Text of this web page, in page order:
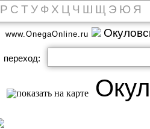
Р С Т У Ф Х Ц Ч Ш Щ Э Ю Я
www.OnegaOnline.ru
переход: